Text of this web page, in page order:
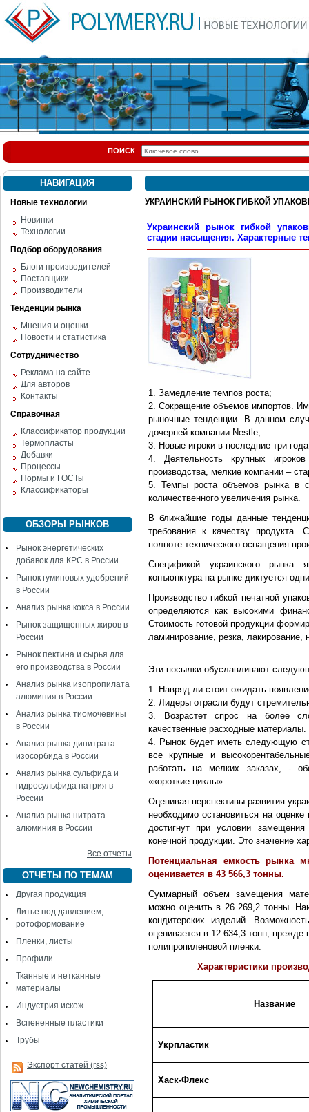
ПОИСК
НАВИГАЦИЯ
Новые технологии
Новинки
Технологии
Подбор оборудования
Блоги производителей
Поставщики
Производители
Тенденции рынка
Мнения и оценки
Новости и статистика
Сотрудничество
Реклама на сайте
Для авторов
Контакты
Справочная
Классификатор продукции
Термопласты
Добавки
Процессы
Нормы и ГОСТы
Классификаторы
ОБЗОРЫ РЫНКОВ
Рынок энергетических
добавок для КРС в России
Рынок гуминовых удобрений
в России
Анализ рынка кокса в России
Рынок защищенных жиров в
России
Рынок пектина и сырья для
его производства в России
Анализ рынка изопропилата
алюминия в России
Анализ рынка тиомочевины
в России
Анализ рынка динитрата
изосорбида в России
Анализ рынка сульфида и
гидросульфида натрия в
России
Анализ рынка нитрата
алюминия в России
Все отчеты
ОТЧЕТЫ ПО ТЕМАМ
Другая продукция
Литье под давлением,
ротоформование
Пленки, листы
Профили
Тканные и нетканные
материалы
Индустрия искож
Вспененные пластики
Трубы
Экспорт статей (rss)
УКРАИНСКИЙ РЫНОК ГИБКОЙ
Украинский рынок гибкой
стадии насыщения. Характерные
1. Замедление темпов роста;
2. Сокращение объемов импортов.
рыночные тенденции. В данном
дочерней компании Nestle;
3. Новые игроки в последние три
4. Деятельность крупных
производства, мелкие компании –
5. Темпы роста объемов рынка в
количественного увеличения рынка.
В ближайшие годы данные
требования к качеству продукта.
полноте технического оснащения
Спецификой украинского рынка
конъюнктура на рынке диктуется
Производство гибкой печатной
определяются как высокими
Стоимость готовой продукции
ламинирование, резка, лакирование,
Эти посылки обуславливают
1. Навряд ли стоит ожидать
2. Лидеры отрасли будут
3. Возрастет спрос на более
качественные расходные материалы.
4. Рынок будет иметь следующую
все крупные и
работать на мелких заказах, -
«короткие циклы».
Оценивая перспективы развития
необходимо остановиться на
достигнут при условии
конечной продукции. Это значение
Потенциальная емкость рынка
оценивается в 43 566,3 тонны.
Суммарный объем замещения
можно оценить в 26 269,2 тонны.
кондитерских изделий.
оценивается в 12 634,3 тонн, прежде
полипропиленовой пленки.
Характеристики
Название
Укрпластик
Хаск-Флекс